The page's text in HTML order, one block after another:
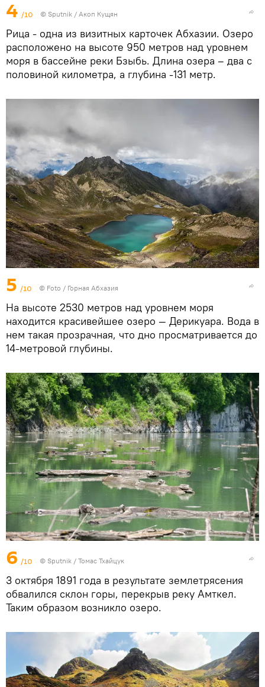
4 /10 © Sputnik / Акоп Кущян
Рица - одна из визитных карточек Абхазии. Озеро
расположено на высоте 950 метров над уровнем
моря в бассейне реки Бзыбь. Длина озера – два с
половиной километра, а глубина -131 метр.
5 /10 © Foto / Горная Абхазия
На высоте 2530 метров над уровнем моря
находится красивейшее озеро — Дерикуара. Вода в
нем такая прозрачная, что дно просматривается до
14-метровой глубины.
6 /10 © Sputnik / Томас Тхайцук
3 октября 1891 года в результате землетрясения
обвалился склон горы, перекрыв реку Амткел.
Таким образом возникло озеро.